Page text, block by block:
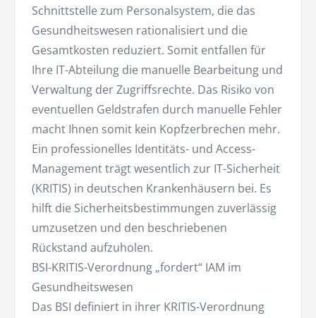
Schnittstelle zum Personalsystem, die das
Gesundheitswesen rationalisiert und die
Gesamtkosten reduziert. Somit entfallen für
Ihre IT-Abteilung die manuelle Bearbeitung und
Verwaltung der Zugriffsrechte. Das Risiko von
eventuellen Geldstrafen durch manuelle Fehler
macht Ihnen somit kein Kopfzerbrechen mehr.
Ein professionelles Identitäts- und Access-
Management trägt wesentlich zur IT-Sicherheit
(KRITIS) in deutschen Krankenhäusern bei. Es
hilft die Sicherheitsbestimmungen zuverlässig
umzusetzen und den beschriebenen
Rückstand aufzuholen.
BSI-KRITIS-Verordnung „fordert“ IAM im
Gesundheitswesen
Das BSI definiert in ihrer KRITIS-Verordnung